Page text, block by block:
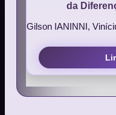
da
Gilson IANINNI,